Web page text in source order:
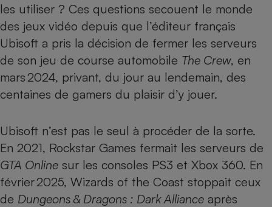
les utiliser ? Ces questions secouent le monde
des jeux vidéo depuis que l’éditeur français
Ubisoft a pris la décision de fermer les serveurs
de son jeu de course automobile The Crew, en
mars 2024, privant, du jour au lendemain, des
centaines de gamers du plaisir d’y jouer.
Ubisoft n’est pas le seul à procéder de la sorte.
En 2021, Rockstar Games fermait les serveurs de
GTA Online sur les consoles PS3 et Xbox 360. En
février 2025, Wizards of the Coast stoppait ceux
de Dungeons & Dragons : Dark Alliance après
Plaque de cuisson à
induction
Climatiseur -
Ventilateur
Téléphone mobile -
Smartphone
Antivirus
Ventilateur